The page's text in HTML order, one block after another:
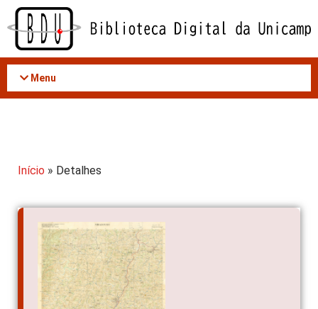
Acessar
conteúdo
Menu
Início » Detalhes